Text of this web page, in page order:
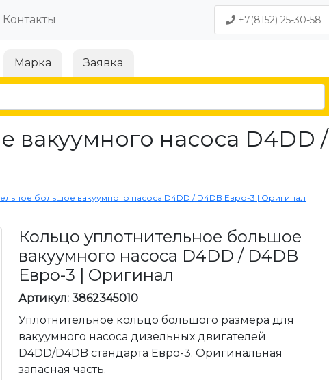
Контакты +7(8152) 25-30-58
Марка Заявка
вакуумного насоса D4DD /
большое вакуумного насоса D4DD / D4DB Евро-3 | Оригинал
Кольцо уплотнительное большое
вакуумного насоса D4DD / D4DB
Евро-3 | Оригинал
Артикул: 3862345010
Уплотнительное кольцо большого размера для
вакуумного насоса дизельных двигателей
D4DD/D4DB стандарта Евро-3. Оригинальная
запасная часть.